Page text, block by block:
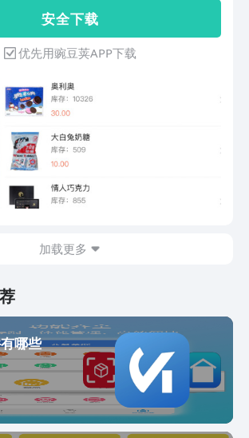
步，都离不开您的关注和支持。若您喜欢
智慧商贸进销存管理软件，请分享给您的
朋友们。如果使用中有任何问题和意见，
官网链接：https://zhsmjxc.com/ 官方邮
箱：zhsm@yingyuntech.com
盘点、多库房出入库调拨、手机开销售单
出库、订单物流信息跟踪、业务流程交付
管理、商品货物管理、采购进货、客户供
库管理、进销存、财务管理系统，丰富的
业绩财务报表等。 【牛逼闪闪的亮点】
1、简洁、易用，好上手；真正用的起来
的好软件。 2、两周一更新，软件功能与
时俱进，丢掉那些复杂的金蝶、用友、管
家婆等传统软件，做生意要用云软件。
3、电脑、平板、手机全平台支持，还有
单、对帐单给客户。订单交付管理一清两
场，客户可自主完成线上下单，库存管理
员直接处理，销售更容易，流程协作更高
效。 6、理解行业、理解生意，对数码家
电、服装鞋帽、食品饮料、家具建材、汽
配五金、日用百货、珠宝配饰、批发零
售、快消品行业的销售、进销存管理做了
深度优化，做您专业的生意管家。 7、支
持云打印机，随时随地打印销售订单，做
生意不受限。 8、打印模板自定义、公众
安 全 下 载
优先用豌豆荚APP下载
加载更多
哪些